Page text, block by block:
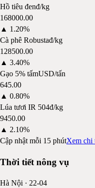
Hồ tiêu đenđ/kg
168000.00
▲ 1.20%
Cà phê Robustađ/kg
128500.00
▲ 3.40%
Gạo 5% tấmUSD/tấn
645.00
▲ 0.80%
Lúa tươi IR 504đ/kg
9450.00
▲ 2.10%
Cập nhật mỗi 15 phútXem
Thời tiết nông vụ
Hà Nội · 22-04